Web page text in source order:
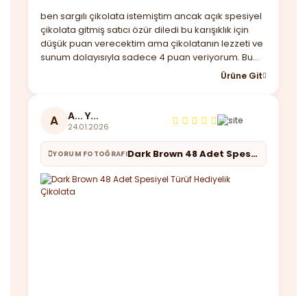
ben sargılı çikolata istemiştim ancak açık spesiyel
çikolata gitmiş satıcı özür diledi bu karışıklık için
düşük puan verecektim ama çikolatanın lezzeti ve
sunum dolayısıyla sadece 4 puan veriyorum. Bu
arada kutu baya büyük çikolatalar lezzetli taşıma
Ürüne Git
A A... Y...
24.01.2026
YORUM FOTOĞRAFI Dark Brown 48 Adet Spesiyel Türüf Hediyelik Çikolata